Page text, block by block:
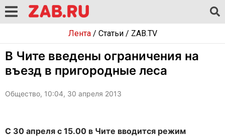
Лента/ Статьи/ ZAB.TV
В Чите введены ограничения на
въезд в пригородные леса
Общество, 10:04, 30 апреля 2013
С 30 апреля с 15.00 в Чите вводится режим